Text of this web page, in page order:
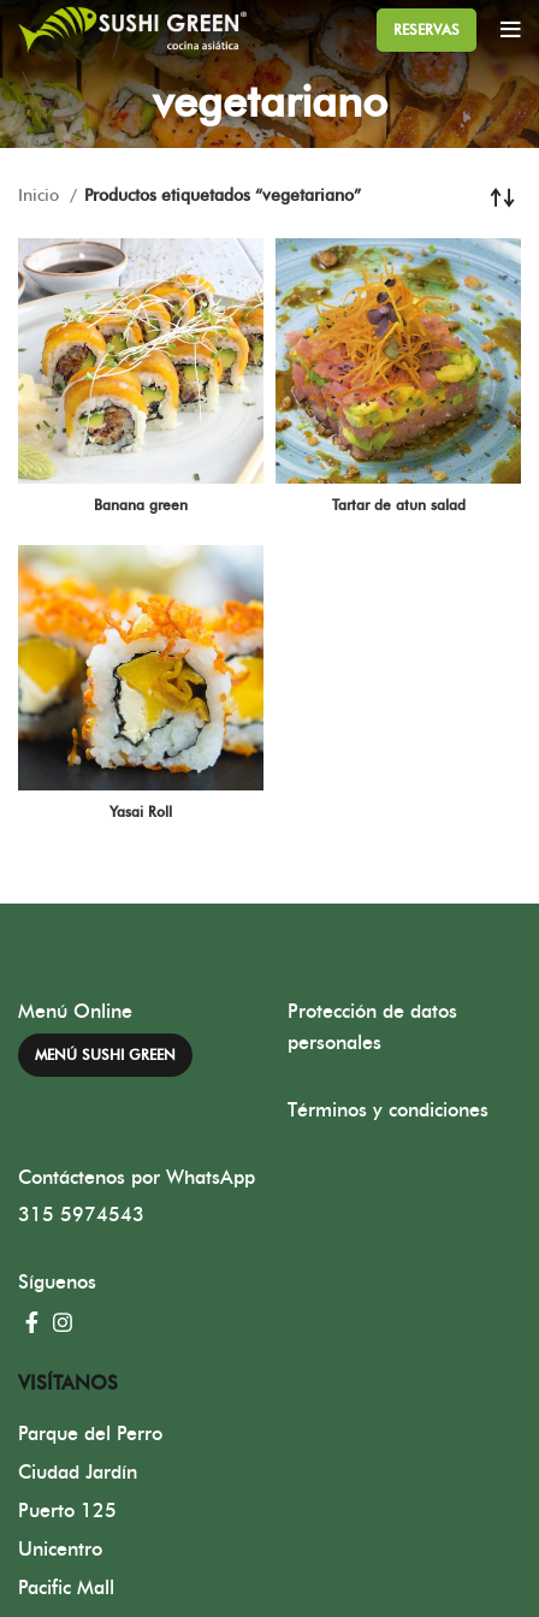
RESERVAS
vegetariano
Inicio Productos etiquetados “vegetariano”
Banana green Tartar de atun salad
Yasai Roll
Menú Online
MENÚ SUSHI GREEN
Protección de datos
personales
Términos y condiciones
Contáctenos por WhatsApp
315 5974543
Síguenos
VISÍTANOS
Parque del Perro
Ciudad Jardín
Puerto 125
Unicentro
Pacific Mall